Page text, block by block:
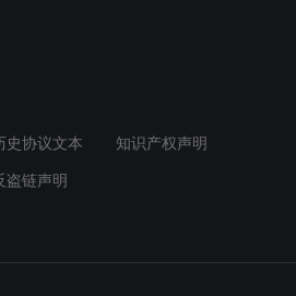
史协议文本 知识产权声明
盗链声明